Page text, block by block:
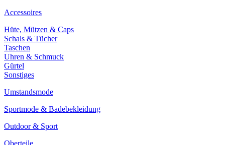
Accessoires
Hüte, Mützen & Caps
Schals & Tücher
Taschen
Uhren & Schmuck
Gürtel
Sonstiges
Umstandsmode
Sportmode & Badebekleidung
Outdoor & Sport
Oberteile